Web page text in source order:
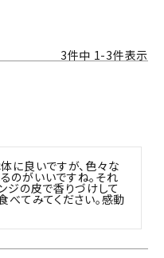
3件中 1-3件表示
に良いですが、色々な
のがいいですね。それ
ジの皮で香りづけして
べてみてください。感動